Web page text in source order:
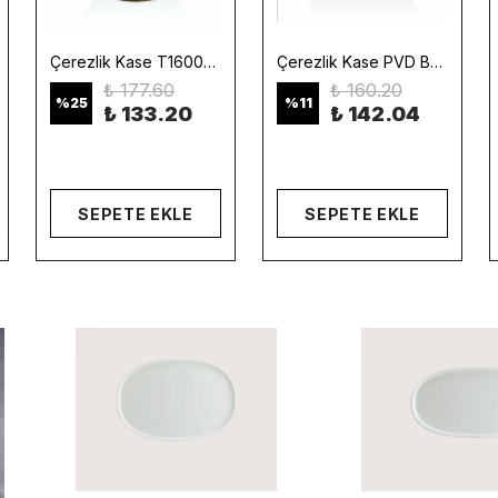
Çerezlik Kase T1600201 PVD Bakır Modern Sunum Kasesi Restoran & Otel | Min. 12 Adet
%25
₺ 177.60
₺ 133.20
SEPETE EKLE
Çerezlik Kase PVD Bakır Prestijli Sunum Kasesi Restoran & Otel | Min. 12 Adet
%11
₺ 160.20
₺ 142.04
SEPETE EKLE